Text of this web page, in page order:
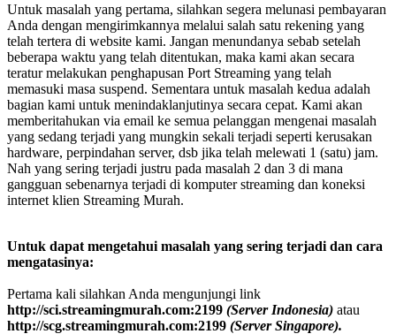
Untuk masalah yang pertama, silahkan segera melunasi pembayaran
Anda dengan mengirimkannya melalui salah satu rekening yang
telah tertera di website kami. Jangan menundanya sebab setelah
beberapa waktu yang telah ditentukan, maka kami akan secara
teratur melakukan penghapusan Port Streaming yang telah
memasuki masa suspend. Sementara untuk masalah kedua adalah
bagian kami untuk menindaklanjutinya secara cepat. Kami akan
memberitahukan via email ke semua pelanggan mengenai masalah
yang sedang terjadi yang mungkin sekali terjadi seperti kerusakan
hardware, perpindahan server, dsb jika telah melewati 1 (satu) jam.
Nah yang sering terjadi justru pada masalah 2 dan 3 di mana
gangguan sebenarnya terjadi di komputer streaming dan koneksi
internet klien Streaming Murah.
Untuk dapat mengetahui masalah yang sering terjadi dan cara
mengatasinya:
Pertama kali silahkan Anda mengunjungi link
http://sci.streamingmurah.com:2199 (Server Indonesia) atau
http://scg.streamingmurah.com:2199 (Server Singapore).